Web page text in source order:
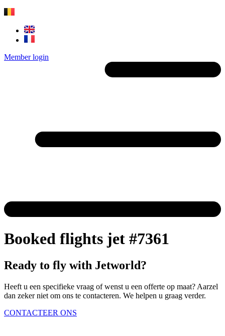
Member login
Booked flights jet #7361
Ready to fly with Jetworld?
Heeft u een specifieke vraag of wenst u een offerte op maat? Aarzel
dan zeker niet om ons te contacteren. We helpen u graag verder.
CONTACTEER ONS